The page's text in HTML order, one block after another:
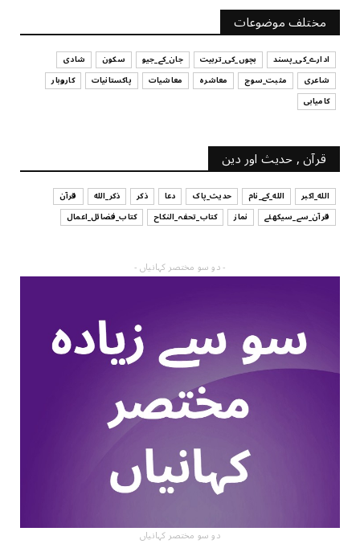
آپ کا فیصلہ کرنے کا انداز
July 29, 2026
مختلف موضوعات
ادارے_کی_پسند بچوں_کی_تربیت جان_کے_جیو سکون
شادی
شاعری
مثبت_سوچ معاشرہ معاشیات پاکستانیات
کاروبار
کامیابی
قرآن , حدیث اور دین
الله_اکبر الله_کے_نام حدیث_پاک دعا ذکر ذکر_الله
قرآن
قرآن_سے_سیکھئے
نماز کتاب_تحفہ_النکاح کتاب_فضائل_اعمال
- دو سو مختصر کہانیاں -
دو سو مختصر کہانیاں